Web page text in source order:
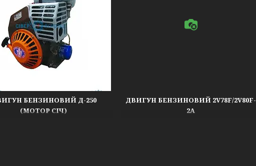
БЕНЗИНОВИЙ Д-250
(МОТОР СІЧ)
ДВИГУН БЕНЗИНОВИЙ 2V78F/2V80F-
2A